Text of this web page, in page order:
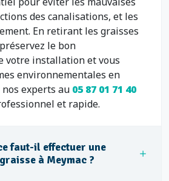
des canalisations, et les
En retirant les graisses
le bon
votre installation et vous
environnementales en
nos experts au 05 87 01 71 40
et rapide.
faut-il effectuer une
à Meymac ?